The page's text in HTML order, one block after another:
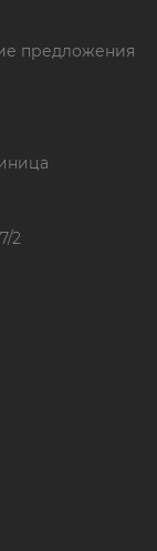
предложения
2